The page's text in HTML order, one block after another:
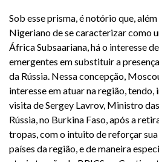
Sob esse prisma, é notório que,
Nigeriano de se caracterizar como
África Subsaariana, há o interesse
emergentes em substituir a
da Rússia. Nessa concepção,
interesse em atuar na região,
visita de Sergey Lavrov, Ministro
Rússia, no Burkina Faso, após a
tropas, com o intuito de reforçar
países da região, e de maneira